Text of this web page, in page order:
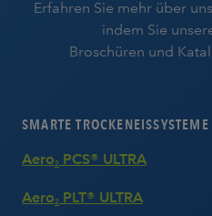
Erfahren Sie mehr über
indem Sie
Broschüren und
SMARTE TROCKENEISSYSTEME
Aero 2 PCS® ULTRA
Aero 2 PLT® ULTRA